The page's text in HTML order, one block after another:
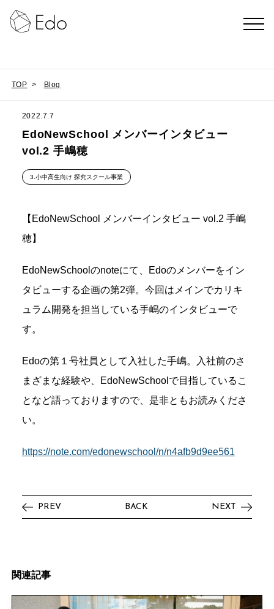
TOP > Blog
2022.7.7
EdoNewSchool メンバーインタビュー
vol.2 手嶋穂
3.小中高生向け 探究スクール事業
【EdoNewSchool メンバーインタビュー vol.2 手嶋
穂】
EdoNewSchoolのnoteにて、Edoのメンバーをイン
タビューする企画の第2弾。今回はメインでカリキ
ュラム開発を担当している手嶋のインタビューで
す。
Edoの第１号社員として入社した手嶋。入社前のさ
まざまな経験や、EdoNewSchoolで目指しているこ
となど語っておりますので、是非ともお読みくださ
い。
https://note.com/edonewschool/n/n4afb9d9ee561
PREV BACK NEXT
関連記事